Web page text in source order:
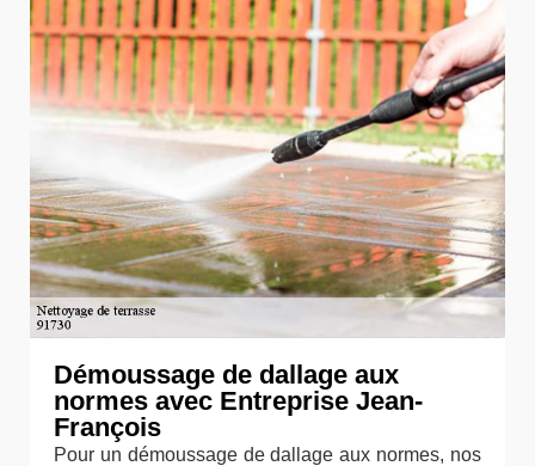
Démoussage de dallage aux
normes avec Entreprise Jean-
François
Pour un démoussage de dallage aux normes, nos